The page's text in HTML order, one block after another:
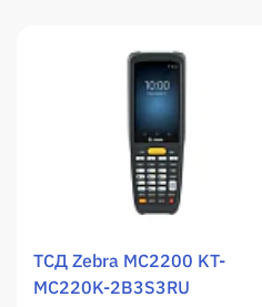
ТСД Zebra MC2200 KT-
MC220K-2B3S3RU